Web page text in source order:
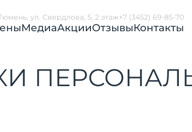
ул. Свердлова, 5, 2 этаж+7 (3452) 69-85-70
МедиаАкцииОтзывыКонтакты